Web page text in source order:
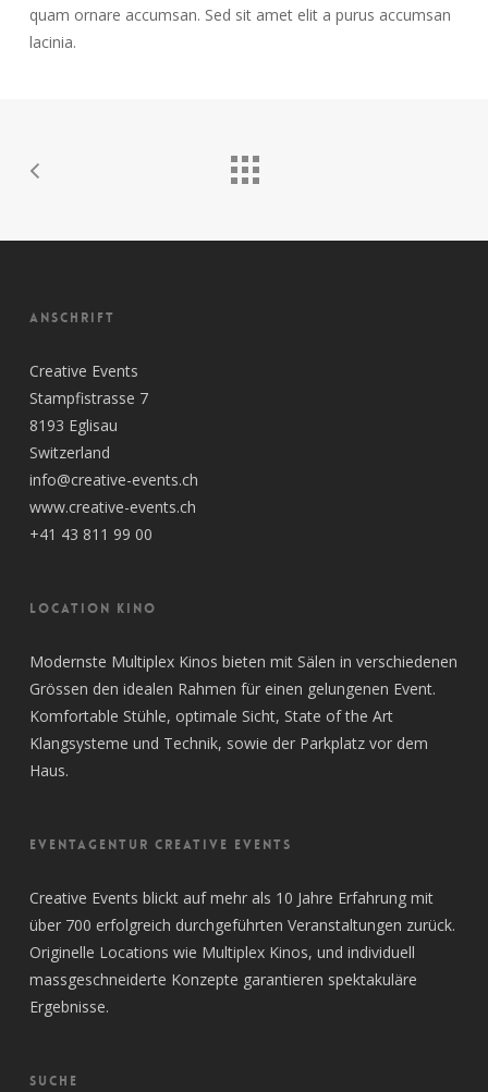
quam ornare accumsan. Sed sit amet elit a purus accumsan
lacinia.
ANSCHRIFT
Creative Events
Stampfistrasse 7
8193 Eglisau
Switzerland
info@creative-events.ch
www.creative-events.ch
+41 43 811 99 00
LOCATION KINO
Modernste Multiplex Kinos bieten mit Sälen in verschiedenen
Grössen den idealen Rahmen für einen gelungenen Event.
Komfortable Stühle, optimale Sicht, State of the Art
Klangsysteme und Technik, sowie der Parkplatz vor dem
Haus.
EVENTAGENTUR CREATIVE EVENTS
Creative Events blickt auf mehr als 10 Jahre Erfahrung mit
über 700 erfolgreich durchgeführten Veranstaltungen zurück.
Originelle Locations wie Multiplex Kinos, und individuell
massgeschneiderte Konzepte garantieren spektakuläre
Ergebnisse.
SUCHE